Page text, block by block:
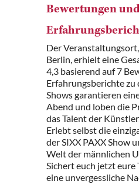
Bewertungen
Der
Berlin, erhielt eine
4,3 basierend auf 7
Erfahrungsberichte zu
Shows garantieren
Abend und loben die
das Talent der
Erlebt selbst die
der SIXX PAXX Show
Welt der männlichen
Sichert euch jetzt
eine unvergessliche